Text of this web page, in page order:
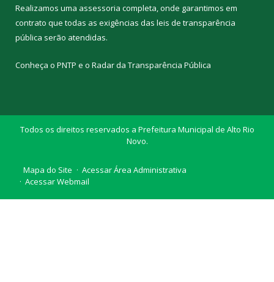
Realizamos uma assessoria completa, onde garantimos em
contrato que todas as exigências das leis de transparência
pública serão atendidas.
Conheça o PNTP e o Radar da Transparência Pública
Todos os direitos reservados a Prefeitura Municipal de Alto Rio
Novo.
Mapa do Site
Acessar Área Administrativa
Acessar Webmail